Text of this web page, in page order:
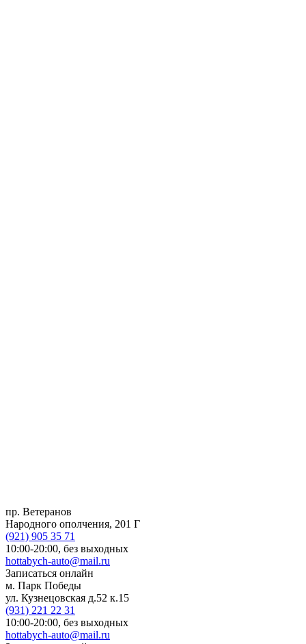
пр. Ветеранов
Народного ополчения, 201 Г
(921) 905 35 71
10:00-20:00, без выходных
hottabych-auto@mail.ru
Записаться онлайн
м. Парк Победы
ул. Кузнецовская д.52 к.15
(931) 221 22 31
10:00-20:00, без выходных
hottabych-auto@mail.ru